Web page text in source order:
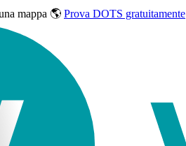
mappa 🌎 Prova DOTS gratuitamente